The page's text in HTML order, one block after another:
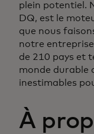
plein potentiel.
DQ, est le
que nous
notre
de 210 pays et
monde durable
inestimables
À